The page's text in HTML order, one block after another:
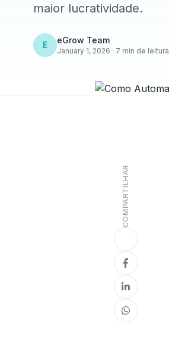
maior lucratividade.
E eGrow Team
January 1, 2026 · 7 min de leitura
COMPARTILHAR